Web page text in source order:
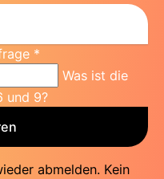
*
Was ist die
und 9?
abmelden. Kein